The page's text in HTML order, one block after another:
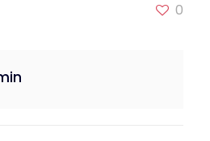
0